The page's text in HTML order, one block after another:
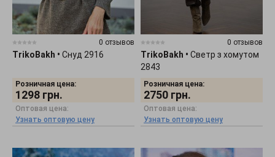
0 отзывов
TrikoBakh • Снуд 2916
Розничная цена:
1298 грн.
Оптовая цена:
Узнать оптовую цену
0 отзывов
TrikoBakh • Светр з хомутом
2843
Розничная цена:
2750 грн.
Оптовая цена:
Узнать оптовую цену